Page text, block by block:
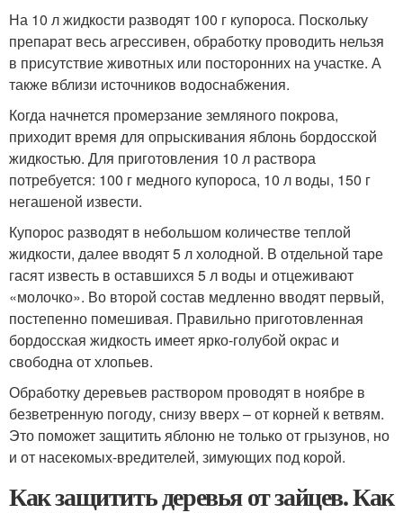
На 10 л жидкости разводят 100 г купороса. Поскольку
препарат весь агрессивен, обработку проводить нельзя
в присутствие животных или посторонних на участке. А
также вблизи источников водоснабжения.
Когда начнется промерзание земляного покрова,
приходит время для опрыскивания яблонь бордосской
жидкостью. Для приготовления 10 л раствора
потребуется: 100 г медного купороса, 10 л воды, 150 г
негашеной извести.
Купорос разводят в небольшом количестве теплой
жидкости, далее вводят 5 л холодной. В отдельной таре
гасят известь в оставшихся 5 л воды и отцеживают
«молочко». Во второй состав медленно вводят первый,
постепенно помешивая. Правильно приготовленная
бордосская жидкость имеет ярко-голубой окрас и
свободна от хлопьев.
Обработку деревьев раствором проводят в ноябре в
безветренную погоду, снизу вверх – от корней к ветвям.
Это поможет защитить яблоню не только от грызунов, но
и от насекомых-вредителей, зимующих под корой.
Как защитить деревья от зайцев. Как